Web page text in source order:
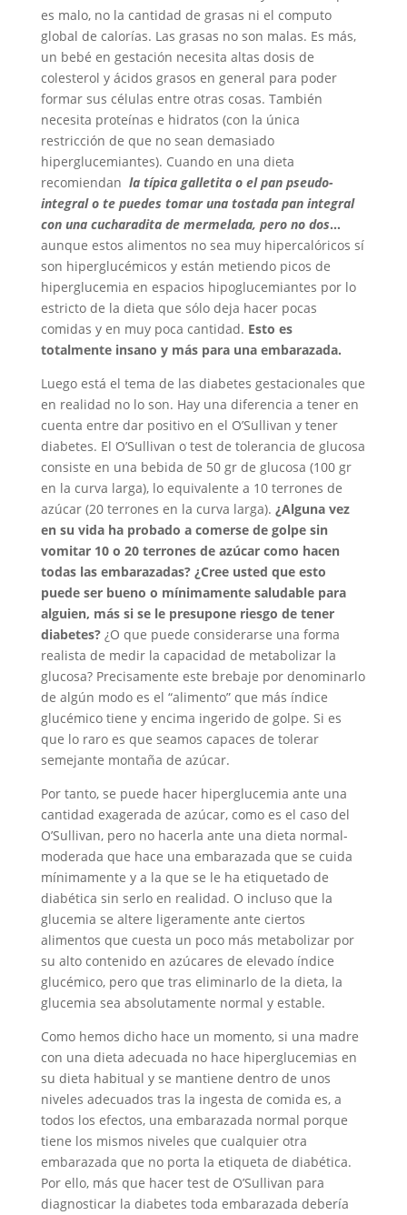
es malo, no la cantidad de grasas ni el computo
global de calorías. Las grasas no son malas. Es más,
un bebé en gestación necesita altas dosis de
colesterol y ácidos grasos en general para poder
formar sus células entre otras cosas. También
necesita proteínas e hidratos (con la única
restricción de que no sean demasiado
hiperglucemiantes). Cuando en una dieta
recomiendan la típica galletita o el pan pseudo-
integral o te puedes tomar una tostada pan integral
con una cucharadita de mermelada, pero no dos…
aunque estos alimentos no sea muy hipercalóricos sí
son hiperglucémicos y están metiendo picos de
hiperglucemia en espacios hipoglucemiantes por lo
estricto de la dieta que sólo deja hacer pocas
comidas y en muy poca cantidad. Esto es
totalmente insano y más para una embarazada.
Luego está el tema de las diabetes gestacionales que
en realidad no lo son. Hay una diferencia a tener en
cuenta entre dar positivo en el O’Sullivan y tener
diabetes. El O’Sullivan o test de tolerancia de glucosa
consiste en una bebida de 50 gr de glucosa (100 gr
en la curva larga), lo equivalente a 10 terrones de
azúcar (20 terrones en la curva larga). ¿Alguna vez
en su vida ha probado a comerse de golpe sin
vomitar 10 o 20 terrones de azúcar como hacen
todas las embarazadas? ¿Cree usted que esto
puede ser bueno o mínimamente saludable para
alguien, más si se le presupone riesgo de tener
diabetes?¿O que puede considerarse una forma
realista de medir la capacidad de metabolizar la
glucosa? Precisamente este brebaje por denominarlo
de algún modo es el “alimento” que más índice
glucémico tiene y encima ingerido de golpe. Si es
que lo raro es que seamos capaces de tolerar
semejante montaña de azúcar.
Por tanto, se puede hacer hiperglucemia ante una
cantidad exagerada de azúcar, como es el caso del
O’Sullivan, pero no hacerla ante una dieta normal-
moderada que hace una embarazada que se cuida
mínimamente y a la que se le ha etiquetado de
diabética sin serlo en realidad. O incluso que la
glucemia se altere ligeramente ante ciertos
alimentos que cuesta un poco más metabolizar por
su alto contenido en azúcares de elevado índice
glucémico, pero que tras eliminarlo de la dieta, la
glucemia sea absolutamente normal y estable.
Como hemos dicho hace un momento, si una madre
con una dieta adecuada no hace hiperglucemias en
su dieta habitual y se mantiene dentro de unos
niveles adecuados tras la ingesta de comida es, a
todos los efectos, una embarazada normal porque
tiene los mismos niveles que cualquier otra
embarazada que no porta la etiqueta de diabética.
Por ello, más que hacer test de O’Sullivan para
diagnosticar la diabetes toda embarazada debería